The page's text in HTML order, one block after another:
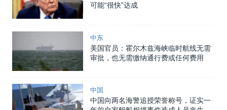
可能“很快”达成
中东
美国官员：霍尔木兹海峡临时航线无需
审批，也无需缴纳通行费或任何费用
中国
中国向两名海警追授荣誉称号，证实一